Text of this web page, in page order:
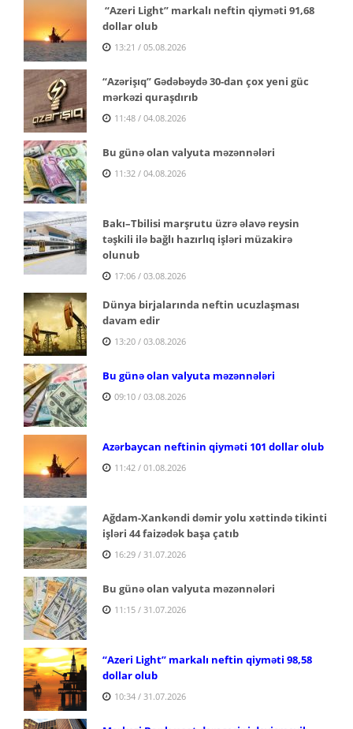
“Azeri Light” markalı neftin qiyməti 91,68
dollar olub
13:21 / 05.08.2026
“Azərişıq” Gədəbəydə 30-dan çox yeni güc
mərkəzi quraşdırıb
11:48 / 04.08.2026
Bu günə olan valyuta məzənnələri
11:32 / 04.08.2026
Bakı–Tbilisi marşrutu üzrə əlavə reysin
təşkili ilə bağlı hazırlıq işləri müzakirə
olunub
17:06 / 03.08.2026
Dünya birjalarında neftin ucuzlaşması
davam edir
13:20 / 03.08.2026
Bu günə olan valyuta məzənnələri
09:10 / 03.08.2026
Azərbaycan neftinin qiyməti 101 dollar olub
11:42 / 01.08.2026
Ağdam-Xankəndi dəmir yolu xəttində tikinti
işləri 44 faizədək başa çatıb
16:29 / 31.07.2026
Bu günə olan valyuta məzənnələri
11:15 / 31.07.2026
“Azeri Light” markalı neftin qiyməti 98,58
dollar olub
10:34 / 31.07.2026